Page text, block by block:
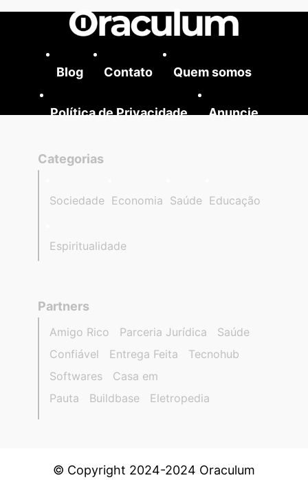
Blog Contato Quem somos
Política de Privacidade Anuncie
Categorias
Sociedade Economia Saúde Educação
Espiritualidade
Partners
Amigo Rico Parceria Jurídica
Saúde
Confiável
Entrega Feita
Tecnohub
Softwares
Casa em
Pauta
Buildbase Eletropedia
© Copyright 2024-2024 Oraculum